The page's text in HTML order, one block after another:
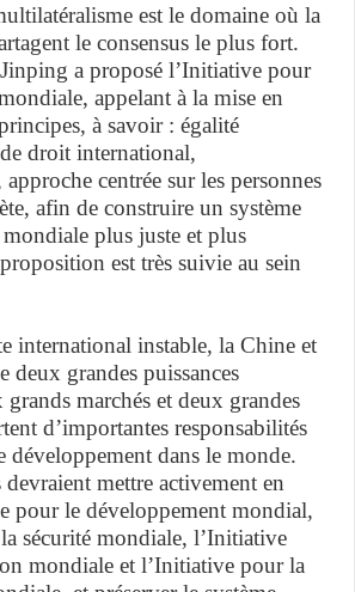
est le domaine où la
le consensus le plus fort.
a proposé l’Initiative pour
appelant à la mise en
à savoir : égalité
droit international,
centrée sur les personnes
afin de construire un système
plus juste et plus
est très suivie au sein
international instable, la Chine et
deux grandes puissances
marchés et deux grandes
d’importantes responsabilités
développement dans le monde.
mettre activement en
pour le développement mondial,
sécurité mondiale, l’Initiative
mondiale et l’Initiative pour la